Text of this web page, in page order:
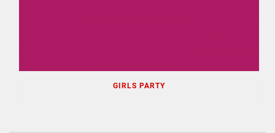
GIRLS PARTY